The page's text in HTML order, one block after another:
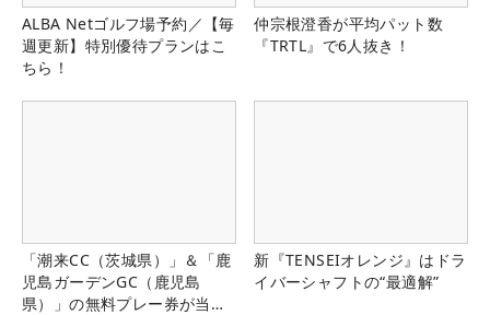
ALBA Netゴルフ場予約／【毎
週更新】特別優待プランはこ
ちら！
仲宗根澄香が平均パット数
『TRTL』で6人抜き！
「潮来CC（茨城県）」＆「鹿
児島ガーデンGC（鹿児島
県）」の無料プレー券が当た
新『TENSEIオレンジ』はドラ
イバーシャフトの“最適解”